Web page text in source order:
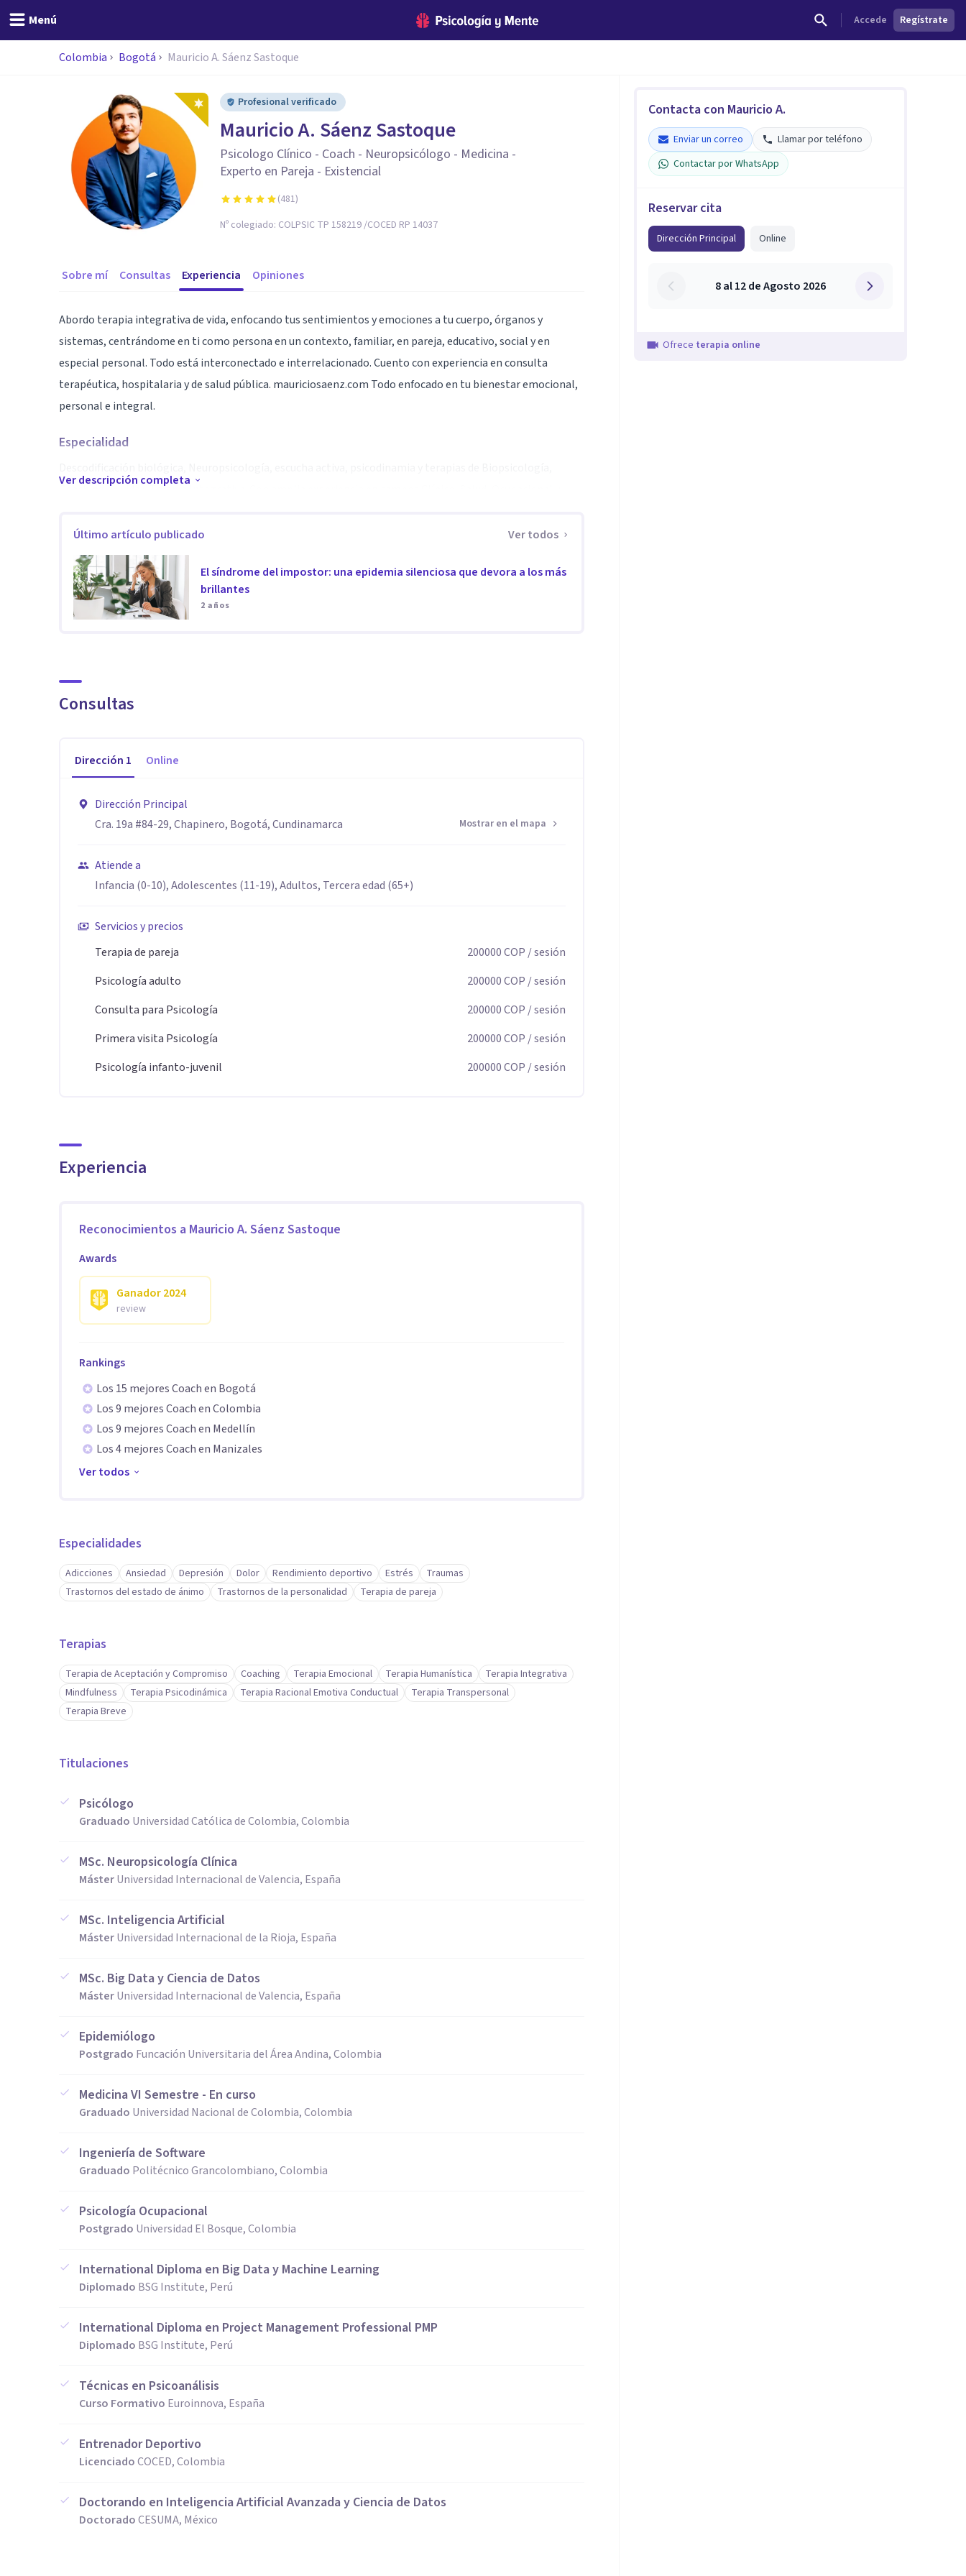
Menú Accede Regístrate
Colombia Bogotá Mauricio A. Sáenz Sastoque
Profesional verificado
Mauricio A. Sáenz Sastoque
Psicologo Clínico - Coach - Neuropsicólogo - Medicina -
Experto en Pareja - Existencial
(481)
Nº colegiado: COLPSIC TP 158219 /COCED RP 14037
Sobre mí Consultas Experiencia Opiniones
Abordo terapia integrativa de vida, enfocando tus sentimientos y emociones a tu cuerpo, órganos y
sistemas, centrándome en ti como persona en un contexto, familiar, en pareja, educativo, social y en
especial personal. Todo está interconectado e interrelacionado. Cuento con experiencia en consulta
terapéutica, hospitalaria y de salud pública. mauriciosaenz.com Todo enfocado en tu bienestar emocional,
personal e integral.
Especialidad
Coaching de vida y Terapia Integrativa. Con amplia experiencia en campos Clínico, Salud, Ocupacional y
Ansiedad , Depresión, Desarrollo Personal, Coaching de vida, Orientación y Counseling, Neurocognición y
Neurodesarrollo, Pareja, Conducta Alimentaria, Personalidad a lo largo del ciclo vital de las personas, es
decir, desde niñez y adolescencia hasta adultez y vejez.
Horario Presencial: Lunes a Viernes de 8 am a 8 pm, Sábados de 9 am a 12 pm presencial.
mauriciosaenzsastoque.com Se acepta pago con tarjeta de crédito. Sesión presencial $230.000 COP y Sesión
Redes:
*forcemonn*
*forcemon*
Ver descripción completa
Último artículo publicado Ver todos
El síndrome del impostor: una epidemia silenciosa que devora a los más
brillantes
2 años
Consultas
Dirección 1 Online
Dirección Principal
Cra. 19a #84-29, Chapinero, Bogotá, Cundinamarca
Mostrar en el mapa
Atiende a
Infancia (0-10), Adolescentes (11-19), Adultos, Tercera edad (65+)
Servicios y precios
Terapia de pareja
200000COP/ sesión
Psicología adulto
200000COP/ sesión
Consulta para Psicología
200000COP/ sesión
Primera visita Psicología
200000COP/ sesión
Psicología infanto-juvenil
200000COP/ sesión
Experiencia
Reconocimientos a Mauricio A. Sáenz Sastoque
Awards
Ganador2024
review
Rankings
Los 15 mejores Coach en Bogotá
Los 9 mejores Coach en Colombia
Los 9 mejores Coach en Medellín
Los 4 mejores Coach en Manizales
Ver todos
Especialidades
Adicciones Ansiedad Depresión Dolor Rendimiento deportivo Estrés
Traumas
Trastornos del estado de ánimo
Trastornos de la personalidad Terapia de pareja
Terapias
Terapia de Aceptación y Compromiso Coaching Terapia Emocional Terapia Humanística
Terapia Integrativa
Mindfulness
Terapia Psicodinámica Terapia Racional Emotiva Conductual
Terapia Transpersonal
Terapia Breve
Titulaciones
Psicólogo
Graduado Universidad Católica de Colombia, Colombia
MSc. Neuropsicología Clínica
MásterUniversidad Internacional de Valencia, España
MSc. Inteligencia Artificial
MásterUniversidad Internacional de la Rioja, España
MSc. Big Data y Ciencia de Datos
MásterUniversidad Internacional de Valencia, España
Epidemiólogo
Postgrado Funcación Universitaria del Área Andina, Colombia
Medicina VI Semestre - En curso
Graduado Universidad Nacional de Colombia, Colombia
Ingeniería de Software
Graduado Politécnico Grancolombiano, Colombia
Psicología Ocupacional
Postgrado Universidad El Bosque, Colombia
International Diploma en Big Data y Machine Learning
Diplomado BSG Institute, Perú
International Diploma en Project Management Professional PMP
Diplomado BSG Institute, Perú
Técnicas en Psicoanálisis
Curso Formativo Euroinnova, España
Entrenador Deportivo
LicenciadoCOCED, Colombia
Doctorando en Inteligencia Artificial Avanzada y Ciencia de Datos
DoctoradoCESUMA, México
Contacta con Mauricio A.
Enviar un correo
Llamar por teléfono
Contactar por WhatsApp
Reservar cita
Dirección Principal Online
8 al 12 de Agosto 2026
Ofrece terapia online